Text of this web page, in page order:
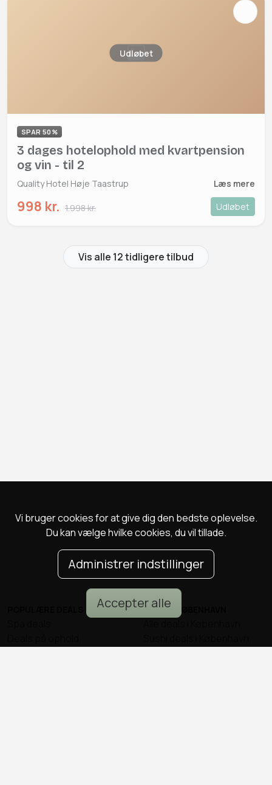
Vi bruger cookies for at give dig den bedste oplevelse.
Du kan vælge hvilke cookies, du vil tillade.
Administrer indstillinger
Accepter alle
Udløbet
SPAR 50%
3 dages hotelophold med kvartpension
og vin - til 2
Quality Hotel Høje Taastrup Læs mere
998 kr. 1.998 kr. Udløbet
Vis alle 12 tidligere tilbud
DEALS I KØBENHAVN